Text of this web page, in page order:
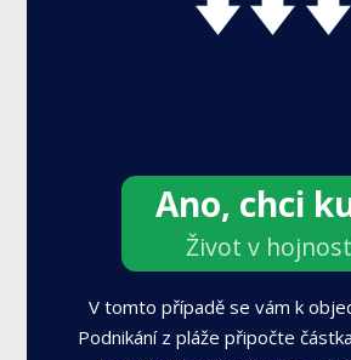
Ano, chci
Život v
V tomto případě se vám k
Podnikání z pláže připočte částka